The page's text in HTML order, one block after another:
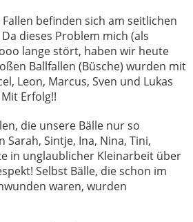
befinden sich am seitlichen
dieses Problem mich (als
lange stört, haben wir heute
Ballfallen (Büsche) wurden mit
Leon, Marcus, Sven und Lukas
Erfolg!!
die unsere Bälle nur so
Sarah, Sintje, Ina, Nina, Tini,
in unglaublicher Kleinarbeit über
Selbst Bälle, die schon im
waren, wurden